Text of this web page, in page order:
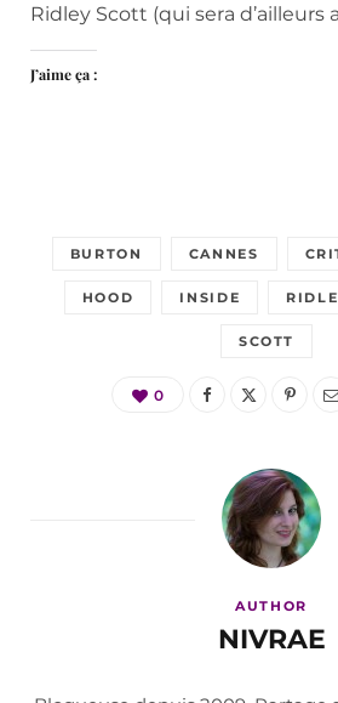
Ridley Scott (qui sera d’ailleurs
J’aime ça :
BURTON CANNES
HOOD INSIDE
SCOTT
0
AUTHOR
NIVRAE